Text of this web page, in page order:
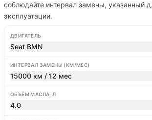
соблюдайте интервал замены, указанный
эксплуатации.
ДВИГАТЕЛЬ
Seat BMN
ИНТЕРВАЛ ЗАМЕНЫ (КМ/МЕС)
15000 км / 12 мес
ОБЪЁМ МАСЛА, Л
4.0